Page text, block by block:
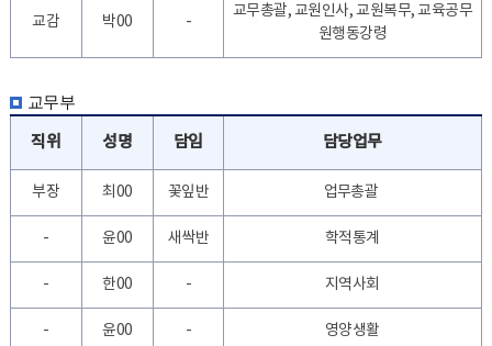
교감 박00 -
교무총괄, 교원인사, 교원복무, 교육공무
원행동강령
교무부
직위 성명 담임 담당업무
부장 최00 꽃잎반 업무총괄
- 윤00 새싹반 학적통계
- 한00 - 지역사회
- 윤00 - 영양생활